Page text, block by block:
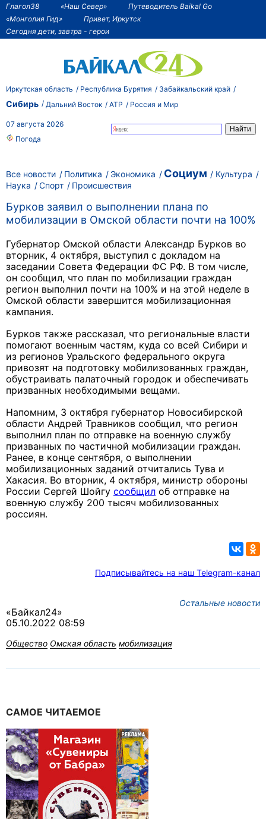
Глагол38 «Наш Север»
Путеводитель Baikal Go
«Монголия Гид»
Привет, Иркутск
Сегодня дети, завтра - герои
Иркутская область Республика Бурятия Забайкальский край
Сибирь Дальний Восток АТР Россия и Мир
07 августа 2026
Погода
Все новости Политика Экономика Социум
Культура
Наука
Спорт Происшествия
Бурков заявил о выполнении плана по
мобилизации в Омской области почти на 100%
Губернатор Омской области Александр Бурков во
вторник, 4 октября, выступил с докладом на
заседании Совета Федерации ФС РФ. В том числе,
он сообщил, что план по мобилизации граждан
регион выполнил почти на 100% и на этой неделе в
Омской области завершится мобилизационная
кампания.
Бурков также рассказал, что региональные власти
помогают военным частям, куда со всей Сибири и
из регионов Уральского федерального округа
привозят на подготовку мобилизованных граждан,
обустраивать палаточный городок и обеспечивать
призванных необходимыми вещами.
Напомним, 3 октября губернатор Новосибирской
области Андрей Травников сообщил, что регион
выполнил план по отправке на военную службу
призванных по частичной мобилизации граждан.
Ранее, в конце сентября, о выполнении
мобилизационных заданий отчитались Тува и
Хакасия. Во вторник, 4 октября, министр обороны
России Сергей Шойгу сообщил об отправке на
военную службу 200 тысяч мобилизованных
россиян.
Подписывайтесь на наш Telegram-канал
Остальные новости
«Байкал24»
05.10.2022 08:59
Общество Омская область мобилизация
САМОЕ ЧИТАЕМОЕ